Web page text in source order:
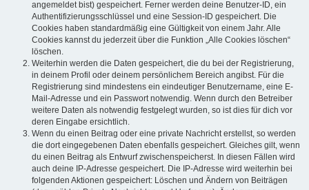
angemeldet bist) gespeichert. Ferner werden deine Benutzer-ID, ein
Authentifizierungsschlüssel und eine Session-ID gespeichert. Die
Cookies haben standardmäßig eine Gültigkeit von einem Jahr. Alle
Cookies kannst du jederzeit über die Funktion „Alle Cookies löschen“
löschen.
Weiterhin werden die Daten gespeichert, die du bei der Registrierung,
in deinem Profil oder deinem persönlichem Bereich angibst. Für die
Registrierung sind mindestens ein eindeutiger Benutzername, eine E-
Mail-Adresse und ein Passwort notwendig. Wenn durch den Betreiber
weitere Daten als notwendig festgelegt wurden, so ist dies für dich vor
deren Eingabe ersichtlich.
Wenn du einen Beitrag oder eine private Nachricht erstellst, so werden
die dort eingegebenen Daten ebenfalls gespeichert. Gleiches gilt, wenn
du einen Beitrag als Entwurf zwischenspeicherst. In diesen Fällen wird
auch deine IP-Adresse gespeichert. Die IP-Adresse wird weiterhin bei
folgenden Aktionen gespeichert: Löschen und Ändern von Beiträgen